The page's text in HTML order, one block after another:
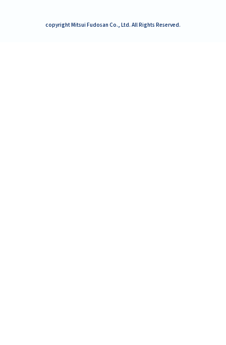
copyright Mitsui Fudosan Co., Ltd. All Rights Reserved.